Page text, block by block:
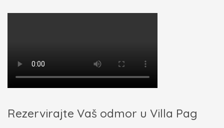
Rezervirajte Vaš odmor u Villa Pag